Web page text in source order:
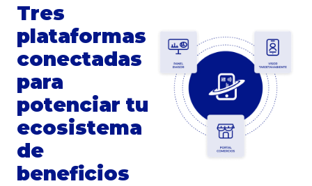
Tres
plataformas
conectadas
para
potenciar tu
ecosistema
de
beneficios